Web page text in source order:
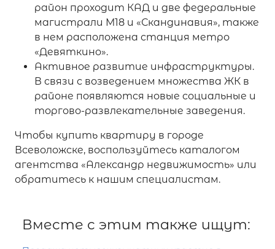
район проходит КАД и две федеральные
магистрали М18 и «Скандинавия», также
в нем расположена станция метро
«Девяткино».
Активное развитие инфраструктуры.
В связи с возведением множества ЖК в
районе появляются новые социальные и
торгово-развлекательные заведения.
Чтобы купить квартиру в городе
Всеволожске, воспользуйтесь каталогом
агентства «Александр недвижимость» или
обратитесь к нашим специалистам.
Вместе с этим также ищут: